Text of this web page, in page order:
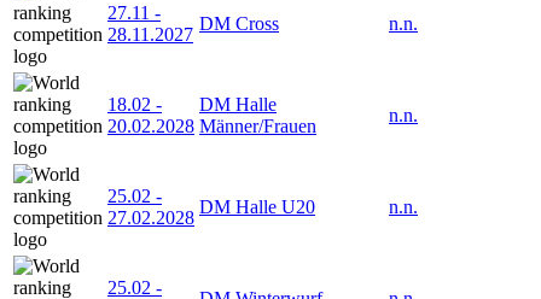
27.11 -
28.11.2027
DM Cross n.n.
18.02 -
20.02.2028
DM Halle
Männer/Frauen
n.n.
25.02 -
27.02.2028
DM Halle U20 n.n.
25.02 -